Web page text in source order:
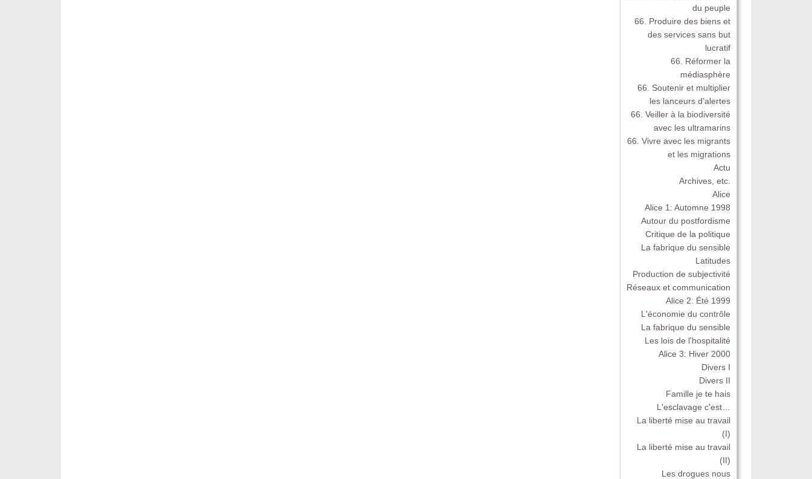
du peuple
66. Produire des biens et
des services sans but
lucratif
66. Réformer la
médiasphère
66. Soutenir et multiplier
les lanceurs d’alertes
66. Veiller à la biodiversité
avec les ultramarins
66. Vivre avec les migrants
et les migrations
Actu
Archives, etc.
Alice
Alice 1: Automne 1998
Autour du postfordisme
Critique de la politique
La fabrique du sensible
Latitudes
Production de subjectivité
Réseaux et communication
Alice 2: Été 1999
L'économie du contrôle
La fabrique du sensible
Les lois de l'hospitalité
Alice 3: Hiver 2000
Divers I
Divers II
Famille je te hais
L'esclavage c'est…
La liberté mise au travail
(I)
La liberté mise au travail
(II)
Les drogues nous